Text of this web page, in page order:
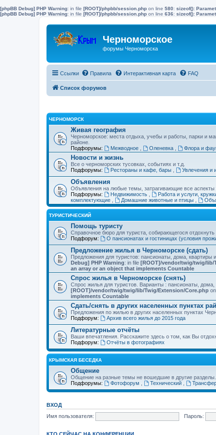
[phpBB Debug] PHP Warning: in file [ROOT]/phpbb/session.php on line 580: sizeof():
[phpBB Debug] PHP Warning: in file [ROOT]/phpbb/session.php on line 636: sizeof():
Черноморское
форумы Черноморска
Ссылки Правила Интерактивная карта FAQ
Список форумов
ЧЕРНОМОРСК
Живая география
Черноморское: места отдыха, учебы и работы, парки и
районе.
Подфорумы:
Межводное Оленевка Флора и
Новости и жизнь
Все о черноморских тусовках, событиях и т.д.
Подфорумы:
Рестораны и кафе, бары Увлечения и
Объявления
Объявления на любые темы, затрагивающие все аспекты
Подфорумы:
Недвижимость Работа и услуги,
комплектующие
Домашние животные и птицы
ТУРИСТИЧЕСКИЙ
Помощь туристу
Справочное бюро для туриста, собирающегося отдохнуть
Подфорум:
О пансионатах и гостиницах (условия
Предложение жилья в Черноморске (сдать)
Предложения для туристов: пансионаты, дома, квартиры
Debug] PHP Warning: in file [ROOT]/vendor/twig/twig/lib/
an array or an object that implements Countable
Спрос жилья в Черноморске (снять)
Спрос жилья для туристов. Варианты : пансионаты, дома,
[ROOT]/vendor/twig/twig/lib/Twig/Extension/Core.php
implements Countable
Сдать/снять в других населенных пунктах
Предложения по жилью в других населенных пунктах
Подфорум:
Архив всего жилья до 2015 года
Литературные отчёты
Ваши впечатления. Расскажите здесь о том, как Вы
Подфорум:
Отчёты в фотографиях
КРЫМСКАЯ БЕСЕДКА
Общение
Общение на разные темы не вошедшие в другие разделы.
Подфорумы:
Фотофорум Технический
ВХОД
Имя пользователя:
Пароль: